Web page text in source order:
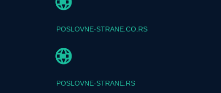
POSLOVNE-STRANE.CO.RS
POSLOVNE-STRANE.RS